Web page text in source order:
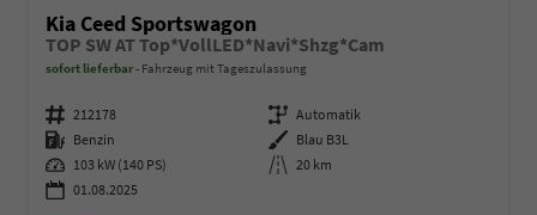
Kia Ceed Sportswagon
TOP SW AT Top*VollLED*Navi*Shzg*Cam
sofort lieferbar Fahrzeug mit Tageszulassung
Fahrzeugnummer 212178 Getriebe Automatik
Kraftstoff Benzin Außenfarbe Blau B3L
Leistung 103 kW (140 PS) Kilometerstand 20 km
01.08.2025